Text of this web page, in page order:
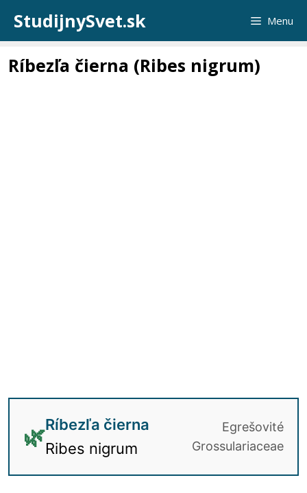
obsah
StudijnySvet.sk Menu
Ríbezľa čierna (Ribes nigrum)
🌿Ríbezľa čierna
Ribes nigrum
Egrešovité
Grossulariaceae